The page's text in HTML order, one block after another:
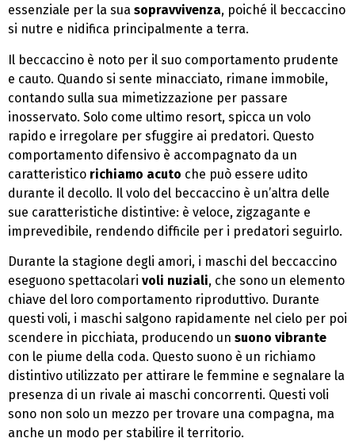
essenziale per la sua sopravvivenza, poiché il beccaccino
si nutre e nidifica principalmente a terra.
Il beccaccino è noto per il suo comportamento prudente
e cauto. Quando si sente minacciato, rimane immobile,
contando sulla sua mimetizzazione per passare
inosservato. Solo come ultimo resort, spicca un volo
rapido e irregolare per sfuggire ai predatori. Questo
comportamento difensivo è accompagnato da un
caratteristico richiamo acuto che può essere udito
durante il decollo. Il volo del beccaccino è un’altra delle
sue caratteristiche distintive: è veloce, zigzagante e
imprevedibile, rendendo difficile per i predatori seguirlo.
Durante la stagione degli amori, i maschi del beccaccino
eseguono spettacolari voli nuziali, che sono un elemento
chiave del loro comportamento riproduttivo. Durante
questi voli, i maschi salgono rapidamente nel cielo per poi
scendere in picchiata, producendo un suono vibrante
con le piume della coda. Questo suono è un richiamo
distintivo utilizzato per attirare le femmine e segnalare la
presenza di un rivale ai maschi concorrenti. Questi voli
sono non solo un mezzo per trovare una compagna, ma
anche un modo per stabilire il territorio.